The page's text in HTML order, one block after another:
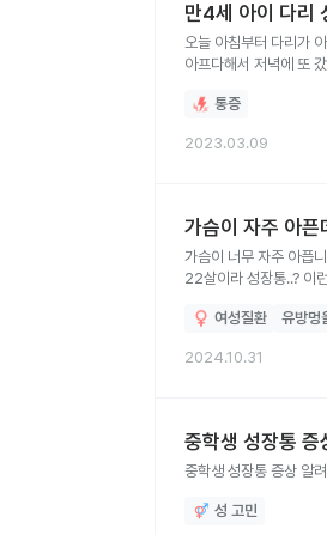
만4세 아이 다리
오늘 아침부터 다리가
아프다해서 저녁에 또
통증
2023.03.09
가슴이 자주 아
가슴이 너무 자주 아픕니다. 살짝 만지거나 눌렸을때 또는 흔
22살이라 성장통..? 이
여성질환 유방멍
2024.10.31
중학생 성장통
중학생 성
성 고민